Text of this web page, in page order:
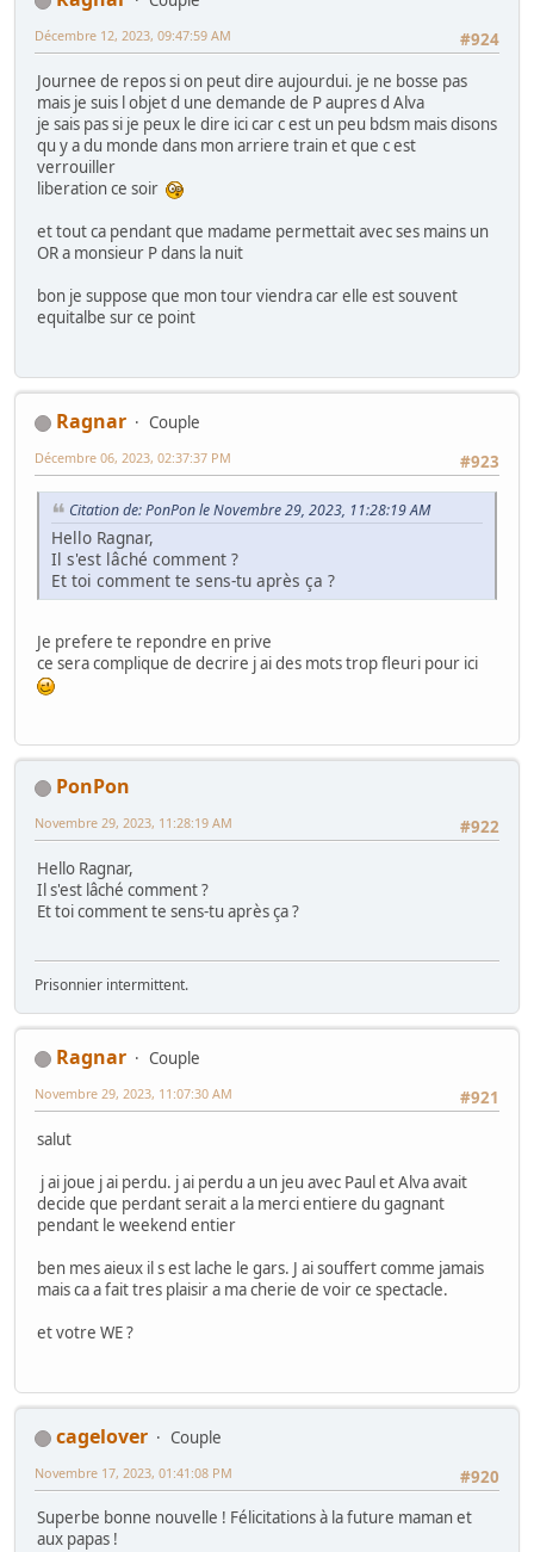
#924
Décembre 12, 2023, 09:47:59 AM
Journee de repos si on peut dire aujourdui. je ne bosse pas
mais je suis l objet d une demande de P aupres d Alva
je sais pas si je peux le dire ici car c est un peu bdsm mais disons
qu y a du monde dans mon arriere train et que c est
verrouiller
liberation ce soir
et tout ca pendant que madame permettait avec ses mains un
OR a monsieur P dans la nuit
bon je suppose que mon tour viendra car elle est souvent
equitalbe sur ce point
Ragnar
Couple
#923
Décembre 06, 2023, 02:37:37 PM
Citation de: PonPon le Novembre 29, 2023, 11:28:19 AM
Hello Ragnar,
Il s'est lâché comment ?
Et toi comment te sens-tu après ça ?
Je prefere te repondre en prive
ce sera complique de decrire j ai des mots trop fleuri pour ici
PonPon
#922
Novembre 29, 2023, 11:28:19 AM
Hello Ragnar,
Il s'est lâché comment ?
Et toi comment te sens-tu après ça ?
Prisonnier intermittent.
Ragnar
Couple
#921
Novembre 29, 2023, 11:07:30 AM
salut
j ai joue j ai perdu. j ai perdu a un jeu avec Paul et Alva avait
decide que perdant serait a la merci entiere du gagnant
pendant le weekend entier
ben mes aieux il s est lache le gars. J ai souffert comme jamais
mais ca a fait tres plaisir a ma cherie de voir ce spectacle.
et votre WE ?
cagelover
Couple
#920
Novembre 17, 2023, 01:41:08 PM
Superbe bonne nouvelle ! Félicitations à la future maman et
aux papas !